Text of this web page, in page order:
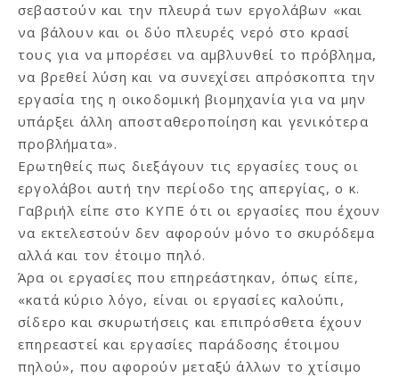
σεβαστούν και την πλευρά των εργολάβων «και
να βάλουν και οι δύο πλευρές νερό στο κρασί
τους για να μπορέσει να αμβλυνθεί το πρόβλημα,
να βρεθεί λύση και να συνεχίσει απρόσκοπτα την
εργασία της η οικοδομική βιομηχανία για να μην
υπάρξει άλλη αποσταθεροποίηση και γενικότερα
προβλήματα».
Ερωτηθείς πως διεξάγουν τις εργασίες τους οι
εργολάβοι αυτή την περίοδο της απεργίας, ο κ.
Γαβριήλ είπε στο ΚΥΠΕ ότι οι εργασίες που έχουν
να εκτελεστούν δεν αφορούν μόνο το σκυρόδεμα
αλλά και τον έτοιμο πηλό.
Άρα οι εργασίες που επηρεάστηκαν, όπως είπε,
«κατά κύριο λόγο, είναι οι εργασίες καλούπι,
σίδερο και σκυρωτήσεις και επιπρόσθετα έχουν
επηρεαστεί και εργασίες παράδοσης έτοιμου
πηλού», που αφορούν μεταξύ άλλων το χτίσιμο